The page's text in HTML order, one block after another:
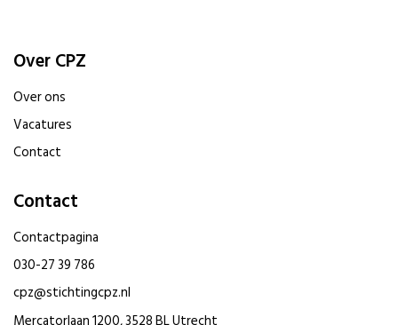
Over CPZ
Over ons
Vacatures
Contact
Contact
Contactpagina
030-27 39 786
cpz@stichtingcpz.nl